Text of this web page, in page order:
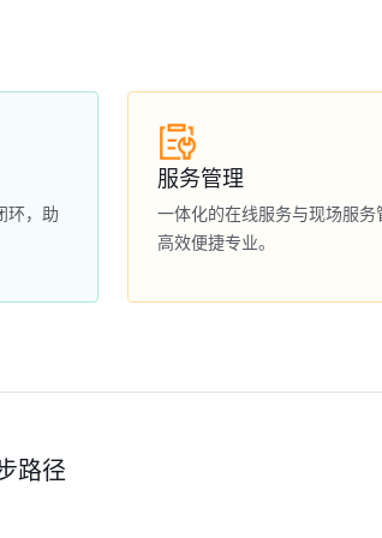
环，助
服务管理
一体化的在线服务与现场服务
高效便捷专业。
路径